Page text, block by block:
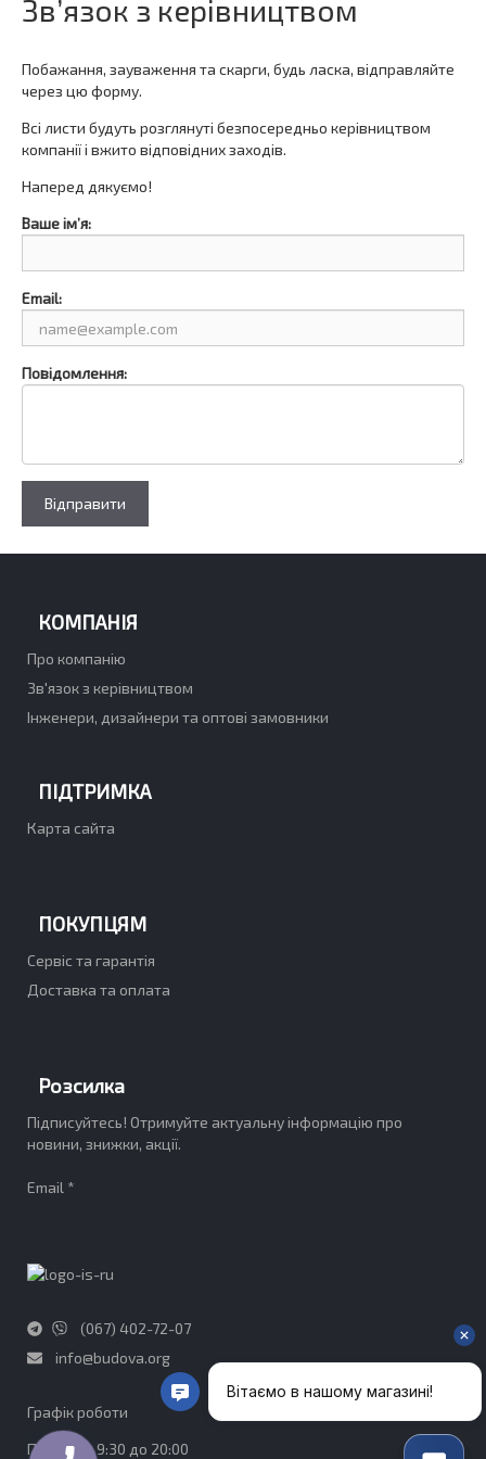
Зв’язок з керівництвом
Побажання, зауваження та скарги, будь ласка, відправляйте
через цю форму.
Всі листи будуть розглянуті безпосередньо керівництвом
компанії і вжито відповідних заходів.
Наперед дякуємо!
Ваше ім’я:
Email:
Повідомлення:
КОМПАНІЯ
Про компанію
Зв'язок з керівництвом
Інженери, дизайнери та оптові замовники
ПІДТРИМКА
Карта сайта
ПОКУПЦЯМ
Сервіс та гарантія
Доставка та оплата
Розсилка
Підписуйтесь! Отримуйте актуальну інформацію про
новини, знижки, акції.
Email *
(067) 402-72-07
info@budova.org
Графік роботи​
ПН-ПТ - з 9:30 до 20:00